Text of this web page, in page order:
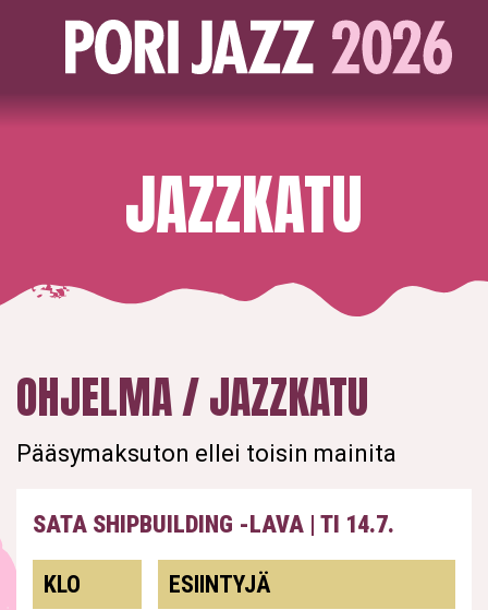
JAZZKATU
OHJELMA / JAZZKATU
Pääsymaksuton ellei toisin mainita
SATA SHIPBUILDING -LAVA | TI 14.7.
KLO
ESIINTYJÄ